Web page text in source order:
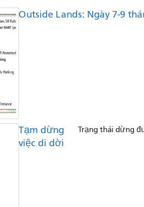
Outside Lands: Ngày 7-9
Tạm dừng
việc di dời
Trạng thái dừng